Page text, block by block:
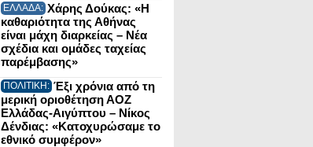
ΕΛΛΑΔΑ: Χάρης Δούκας: «Η
καθαριότητα της Αθήνας
είναι μάχη διαρκείας – Νέα
σχέδια και ομάδες ταχείας
παρέμβασης»
ΠΟΛΙΤΙΚΗ: Έξι χρόνια από τη
μερική οριοθέτηση ΑΟΖ
Ελλάδας-Αιγύπτου – Νίκος
Δένδιας: «Κατοχυρώσαμε το
εθνικό συμφέρον»